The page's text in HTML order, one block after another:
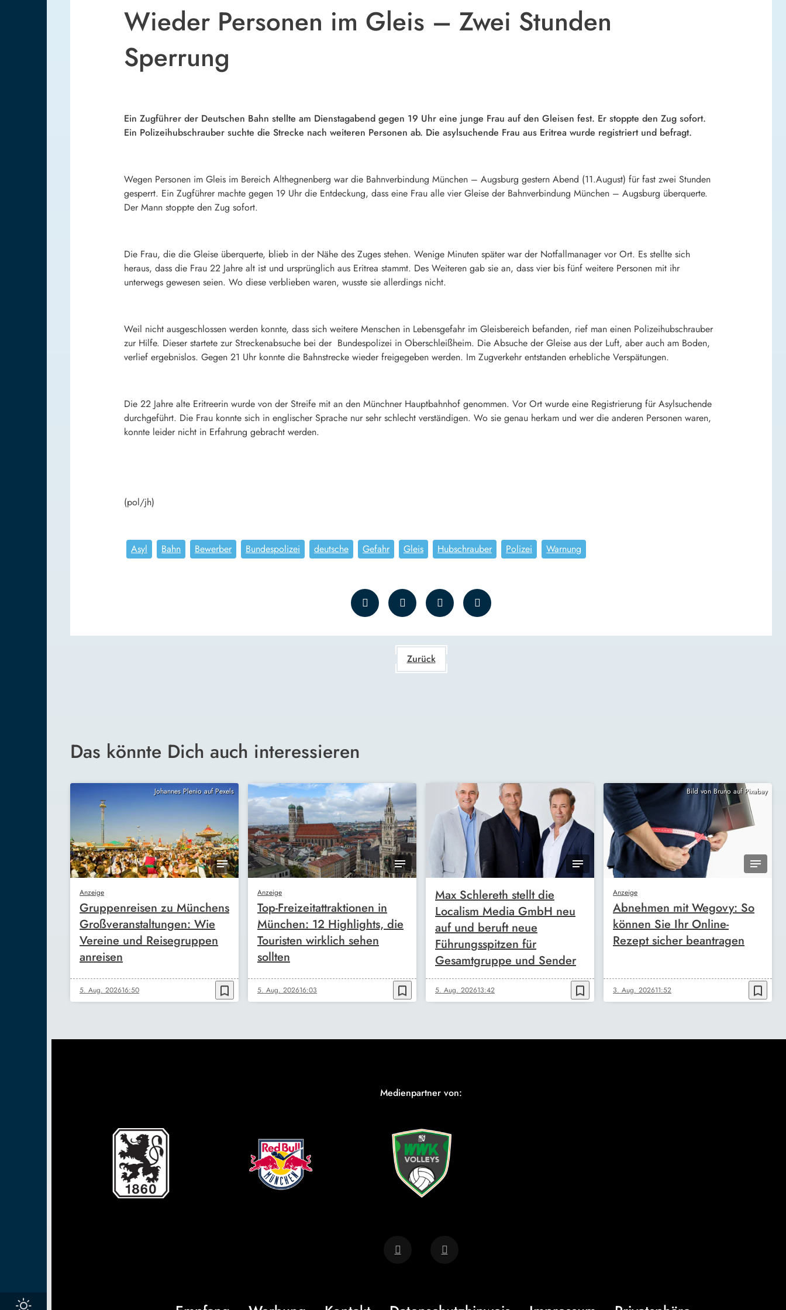
Wieder Personen im Gleis – Zwei Stunden
Sperrung
Ein Zugführer der Deutschen Bahn stellte am Dienstagabend gegen 19 Uhr eine junge Frau auf den Gleisen fest. Er stoppte den Zug sofort.
Ein Polizeihubschrauber suchte die Strecke nach weiteren Personen ab. Die asylsuchende Frau aus Eritrea wurde registriert und befragt.
Wegen Personen im Gleis im Bereich Althegnenberg war die Bahnverbindung München – Augsburg gestern Abend (11.August) für fast zwei Stunden
gesperrt. Ein Zugführer machte gegen 19 Uhr die Entdeckung, dass eine Frau alle vier Gleise der Bahnverbindung München – Augsburg überquerte.
Der Mann stoppte den Zug sofort.
Die Frau, die die Gleise überquerte, blieb in der Nähe des Zuges stehen. Wenige Minuten später war der Notfallmanager vor Ort. Es stellte sich
heraus, dass die Frau 22 Jahre alt ist und ursprünglich aus Eritrea stammt. Des Weiteren gab sie an, dass vier bis fünf weitere Personen mit ihr
unterwegs gewesen seien. Wo diese verblieben waren, wusste sie allerdings nicht.
Weil nicht ausgeschlossen werden konnte, dass sich weitere Menschen in Lebensgefahr im Gleisbereich befanden, rief man einen Polizeihubschrauber
zur Hilfe. Dieser startete zur Streckenabsuche bei der Bundespolizei in Oberschleißheim. Die Absuche der Gleise aus der Luft, aber auch am Boden,
verlief ergebnislos. Gegen 21 Uhr konnte die Bahnstrecke wieder freigegeben werden. Im Zugverkehr entstanden erhebliche Verspätungen.
Die 22 Jahre alte Eritreerin wurde von der Streife mit an den Münchner Hauptbahnhof genommen. Vor Ort wurde eine Registrierung für Asylsuchende
durchgeführt. Die Frau konnte sich in englischer Sprache nur sehr schlecht verständigen. Wo sie genau herkam und wer die anderen Personen waren,
konnte leider nicht in Erfahrung gebracht werden.
(pol/jh)
Asyl Bahn Bewerber Bundespolizei deutsche Gefahr Gleis Hubschrauber Polizei Warnung
Zurück
Das könnte Dich auch interessieren
Johannes Plenio auf Pexels
Anzeige
Gruppenreisen zu Münchens
Großveranstaltungen: Wie
Vereine und Reisegruppen
anreisen
5. Aug. 202616:50 bookmark_border
Anzeige
Top-Freizeitattraktionen in
München: 12 Highlights, die
Touristen wirklich sehen
sollten
5. Aug. 202616:03 bookmark_border
Max Schlereth stellt die
Localism Media GmbH neu
auf und beruft neue
Führungsspitzen für
Gesamtgruppe und Sender
5. Aug. 202613:42 bookmark_border
Bild von Bruno auf Pixabay
Anzeige
Abnehmen mit Wegovy: So
können Sie Ihr Online-
Rezept sicher beantragen
3. Aug. 202611:52 bookmark_border
Medienpartner von: